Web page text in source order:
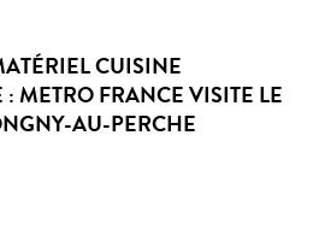
CUISINE
METRO FRANCE VISITE LE
AU-PERCHE